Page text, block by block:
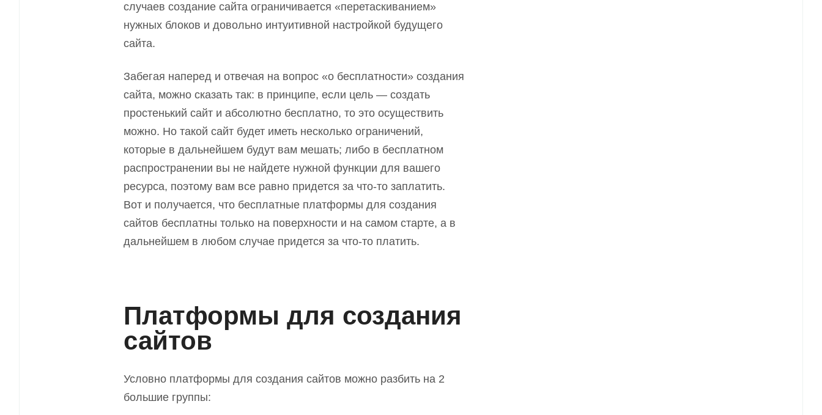
случаев создание сайта ограничивается «перетаскиванием»
нужных блоков и довольно интуитивной настройкой будущего
сайта.
Забегая наперед и отвечая на вопрос «о бесплатности» создания
сайта, можно сказать так: в принципе, если цель — создать
простенький сайт и абсолютно бесплатно, то это осуществить
можно. Но такой сайт будет иметь несколько ограничений,
которые в дальнейшем будут вам мешать; либо в бесплатном
распространении вы не найдете нужной функции для вашего
ресурса, поэтому вам все равно придется за что-то заплатить.
Вот и получается, что бесплатные платформы для создания
сайтов бесплатны только на поверхности и на самом старте, а в
дальнейшем в любом случае придется за что-то платить.
Платформы для создания
сайтов
Условно платформы для создания сайтов можно разбить на 2
большие группы: